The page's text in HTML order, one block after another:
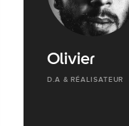
Olivier
D.A & RÉALISATEUR